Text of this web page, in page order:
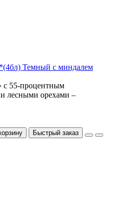
Темный с миндалем
с 55-процентным
лесными орехами –
Быстрый заказ